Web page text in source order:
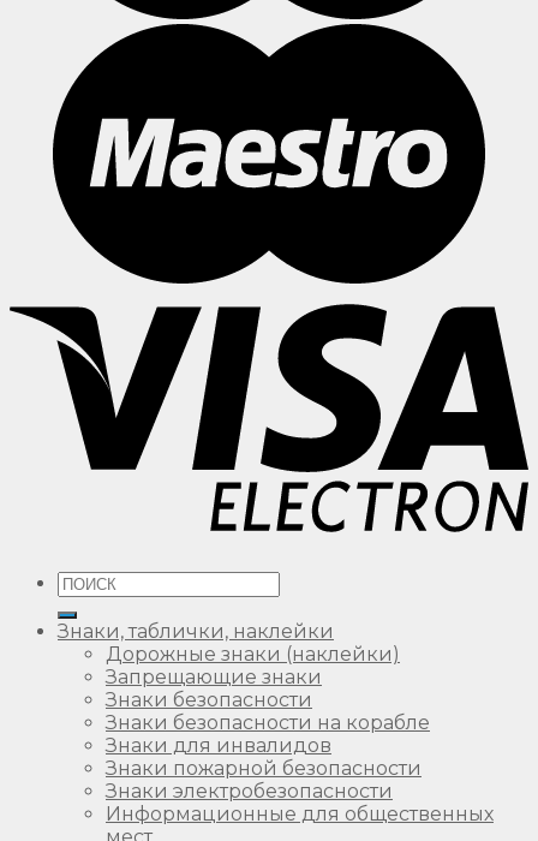
Искать:
Знаки, таблички, наклейки
Дорожные знаки (наклейки)
Запрещающие знаки
Знаки безопасности
Знаки безопасности на корабле
Знаки для инвалидов
Знаки пожарной безопасности
Знаки электробезопасности
Информационные для общественных